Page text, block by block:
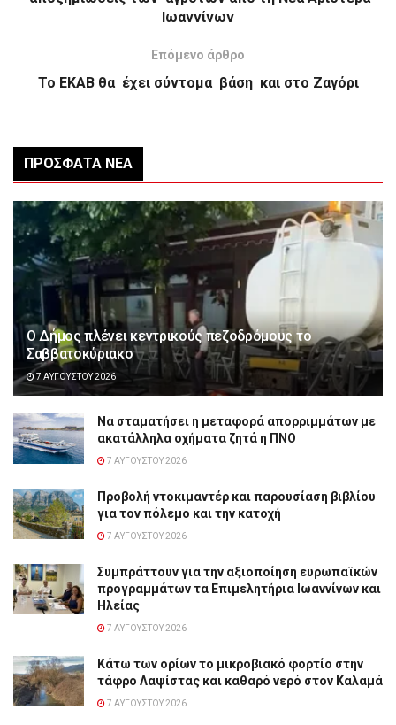
Ιωαννίνων
Επόμενο άρθρο
Το ΕΚΑΒ θα έχει σύντομα βάση και στο Ζαγόρι
ΠΡΌΣΦΑΤΑ ΝΈΑ
Ο Δήμος πλένει κεντρικούς πεζοδρόμους το
Σαββατοκύριακο
7 ΑΥΓΟΎΣΤΟΥ 2026
Να σταματήσει η μεταφορά απορριμμάτων με
ακατάλληλα οχήματα ζητά η ΠΝΟ
7 ΑΥΓΟΎΣΤΟΥ 2026
Προβολή ντοκιμαντέρ και παρουσίαση βιβλίου
για τον πόλεμο και την κατοχή
7 ΑΥΓΟΎΣΤΟΥ 2026
Συμπράττουν για την αξιοποίηση ευρωπαϊκών
προγραμμάτων τα Επιμελητήρια Ιωαννίνων και
Ηλείας
7 ΑΥΓΟΎΣΤΟΥ 2026
Κάτω των ορίων το μικροβιακό φορτίο στην
τάφρο Λαψίστας και καθαρό νερό στον Καλαμά
7 ΑΥΓΟΎΣΤΟΥ 2026